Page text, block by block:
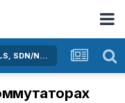
Активное оборудование Ethernet, IP, MPLS, SDN/NFV...